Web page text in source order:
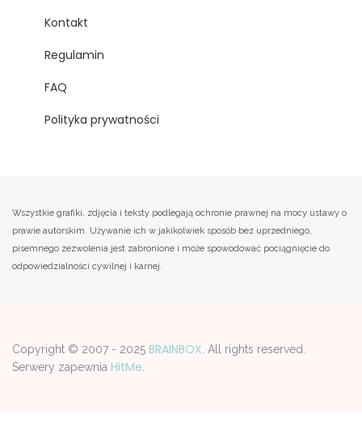
Kontakt
Regulamin
FAQ
Polityka prywatności
Wszystkie grafiki, zdjęcia i teksty podlegają ochronie prawnej na mocy ustawy o
prawie autorskim. Używanie ich w jakikolwiek sposób bez uprzedniego,
pisemnego zezwolenia jest zabronione i może spowodować pociągnięcie do
odpowiedzialności cywilnej i karnej.
Copyright © 2007 - 2025 BRAINBOX. All rights reserved.
Serwery zapewnia HitMe.